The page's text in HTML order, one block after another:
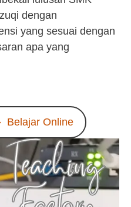
dengan
yang sesuai dengan
apa yang
Belajar Online